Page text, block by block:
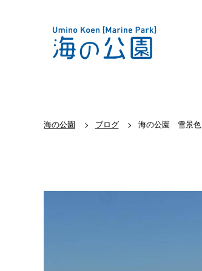
海の公園 ブログ 海の公園 雪景色